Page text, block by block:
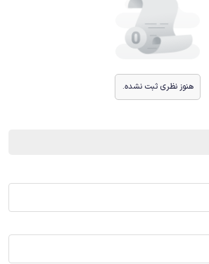
هنوز نظری ثبت نشده.